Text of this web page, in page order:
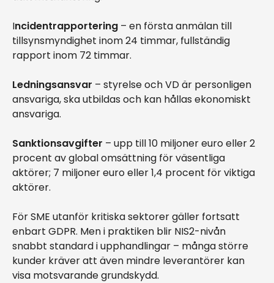
Incidentrapportering – en första anmälan till
tillsynsmyndighet inom 24 timmar, fullständig
rapport inom 72 timmar.
Ledningsansvar – styrelse och VD är personligen
ansvariga, ska utbildas och kan hållas ekonomiskt
ansvariga.
Sanktionsavgifter – upp till 10 miljoner euro eller 2
procent av global omsättning för väsentliga
aktörer; 7 miljoner euro eller 1,4 procent för viktiga
aktörer.
För SME utanför kritiska sektorer gäller fortsatt
enbart GDPR. Men i praktiken blir NIS2-nivån
snabbt standard i upphandlingar – många större
kunder kräver att även mindre leverantörer kan
visa motsvarande grundskydd.